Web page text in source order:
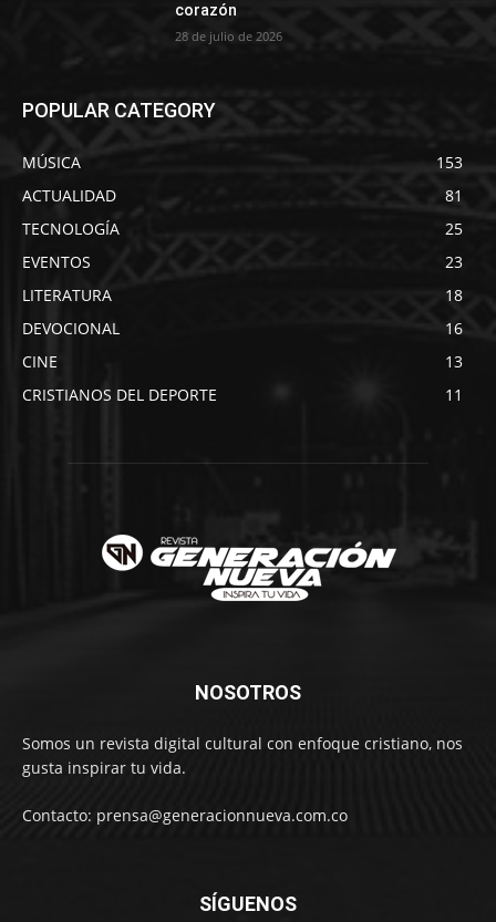
corazón
28 de julio de 2026
POPULAR CATEGORY
MÚSICA
153
ACTUALIDAD
81
TECNOLOGÍA
25
EVENTOS
23
LITERATURA
18
DEVOCIONAL
16
CINE
13
CRISTIANOS DEL DEPORTE
11
NOSOTROS
Somos un revista digital cultural con enfoque cristiano, nos
gusta inspirar tu vida.
Contacto: prensa@generacionnueva.com.co
SÍGUENOS